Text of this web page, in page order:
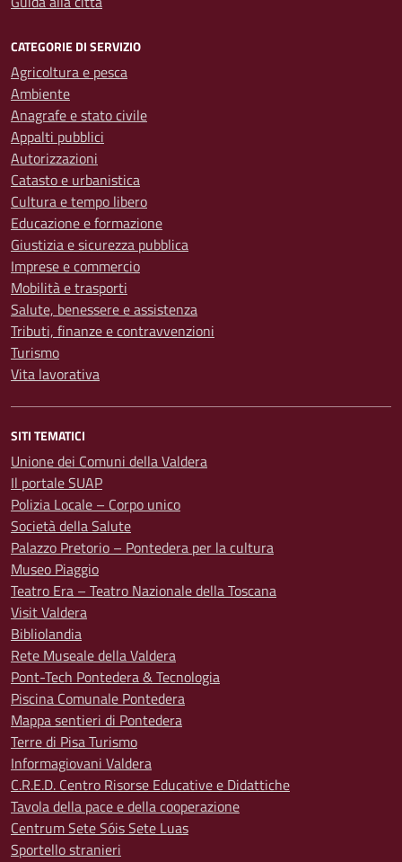
CATEGORIE DI SERVIZIO
Agricoltura e pesca
Ambiente
Anagrafe e stato civile
Appalti pubblici
Autorizzazioni
Catasto e urbanistica
Cultura e tempo libero
Educazione e formazione
Giustizia e sicurezza pubblica
Imprese e commercio
Mobilità e trasporti
Salute, benessere e assistenza
Tributi, finanze e contravvenzioni
Turismo
Vita lavorativa
SITI TEMATICI
Unione dei Comuni della Valdera
Il portale SUAP
Polizia Locale – Corpo unico
Società della Salute
Palazzo Pretorio – Pontedera per la cultura
Museo Piaggio
Teatro Era – Teatro Nazionale della Toscana
Visit Valdera
Bibliolandia
Rete Museale della Valdera
Pont-Tech Pontedera & Tecnologia
Piscina Comunale Pontedera
Mappa sentieri di Pontedera
Terre di Pisa Turismo
Informagiovani Valdera
C.R.E.D. Centro Risorse Educative e Didattiche
Tavola della pace e della cooperazione
Centrum Sete Sóis Sete Luas
Sportello stranieri